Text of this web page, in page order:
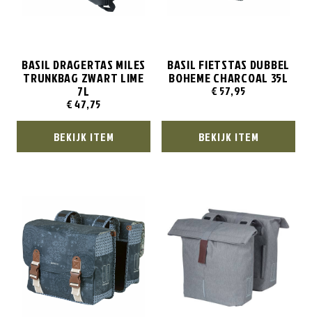
BASIL DRAGERTAS MILES
TRUNKBAG ZWART LIME
7L
€47,75
BEKIJK ITEM
BASIL FIETSTAS DUBBEL
BOHEME CHARCOAL 35L
€ 57,95
BEKIJK ITEM